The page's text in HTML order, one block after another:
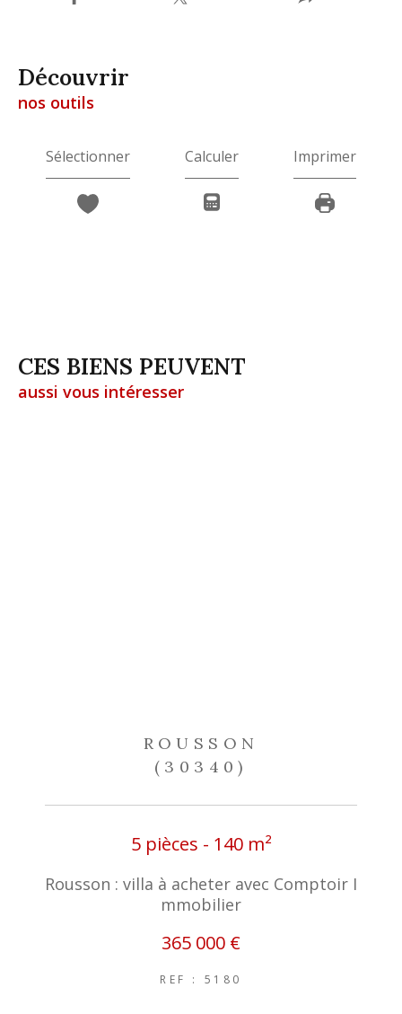
découvrir
nos outils
Sélectionner Calculer Imprimer
CES BIENS PEUVENT
aussi vous intéresser
ROUSSON
(30340)
5 pièces - 140 m²
Rousson : villa à acheter avec Comptoir I
mmobilier
365 000 €
REF : 5180